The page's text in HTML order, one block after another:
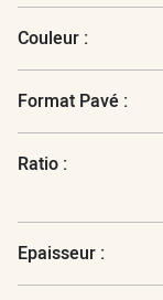
Couleur :
Format Pavé :
Ratio :
Epaisseur :